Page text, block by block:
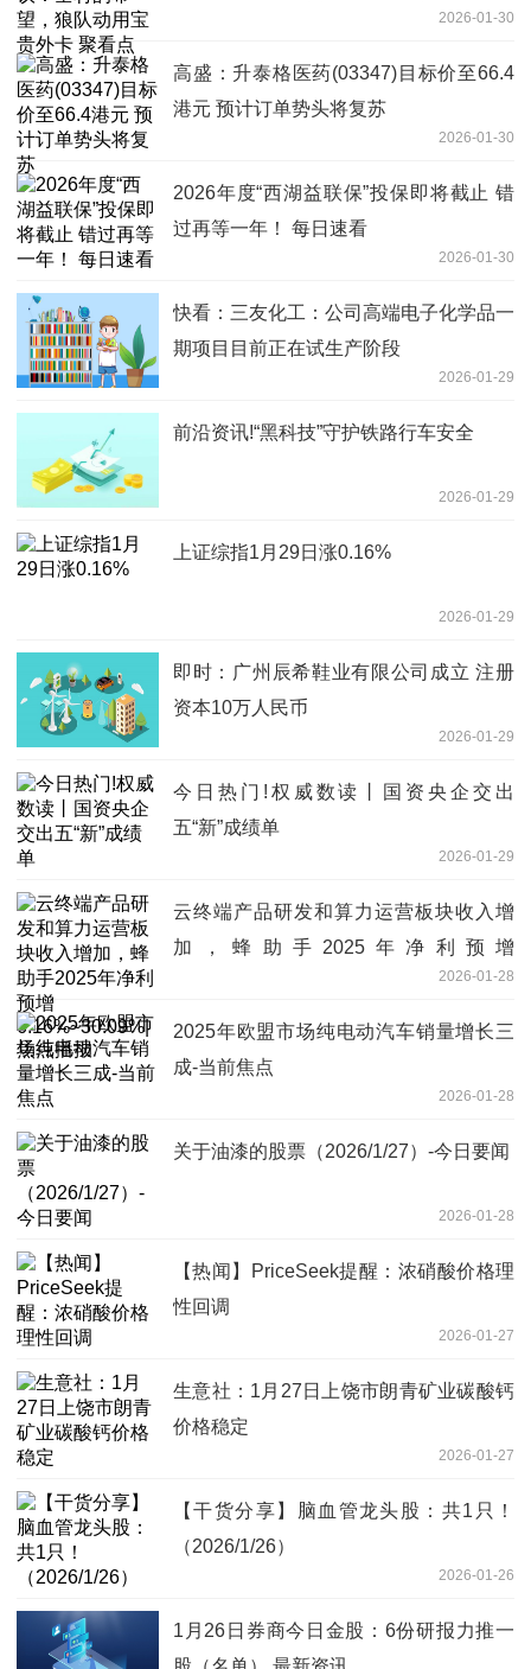
2026-01-30
高盛：升泰格医药(03347)目标价至66.4
港元 预计订单势头将复苏
2026-01-30
2026年度“西湖益联保”投保即将截止 错
过再等一年！ 每日速看
2026-01-30
快看：三友化工：公司高端电子化学品一
期项目目前正在试生产阶段
2026-01-29
前沿资讯!“黑科技”守护铁路行车安全
2026-01-29
上证综指1月29日涨0.16%
2026-01-29
即时：广州辰希鞋业有限公司成立 注册
资本10万人民币
2026-01-29
今日热门!权威数读丨国资央企交出
五“新”成绩单
2026-01-29
云终端产品研发和算力运营板块收入增
加，蜂助手2025年净利预增
2026-01-28
2025年欧盟市场纯电动汽车销量增长三
成-当前焦点
2026-01-28
关于油漆的股票（2026/1/27）-今日要闻
2026-01-28
【热闻】PriceSeek提醒：浓硝酸价格理
性回调
2026-01-27
生意社：1月27日上饶市朗青矿业碳酸钙
价格稳定
2026-01-27
【干货分享】脑血管龙头股：共1只！
（2026/1/26）
2026-01-26
1月26日券商今日金股：6份研报力推一